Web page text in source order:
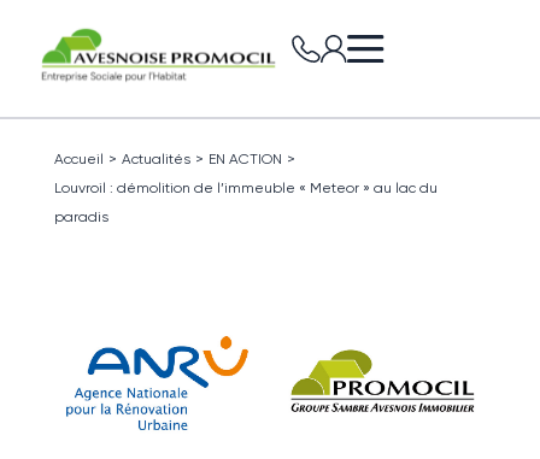
Accueil > Actualités > EN ACTION >
Louvroil : démolition de l’immeuble « Meteor » au lac du
paradis